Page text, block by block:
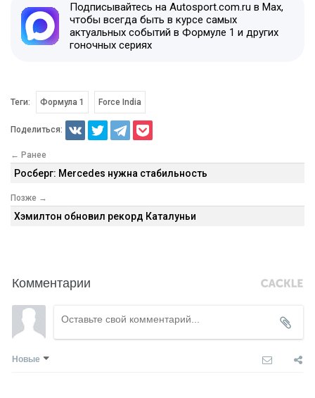
Подписывайтесь на Autosport.com.ru в Max,
чтобы всегда быть в курсе самых
актуальных событий в Формуле 1 и других
гоночных сериях
Теги: Формула 1 Force India
Поделиться:
← Ранее
Росберг: Mercedes нужна стабильность
Позже →
Хэмилтон обновил рекорд Каталуньи
Комментарии
Новые